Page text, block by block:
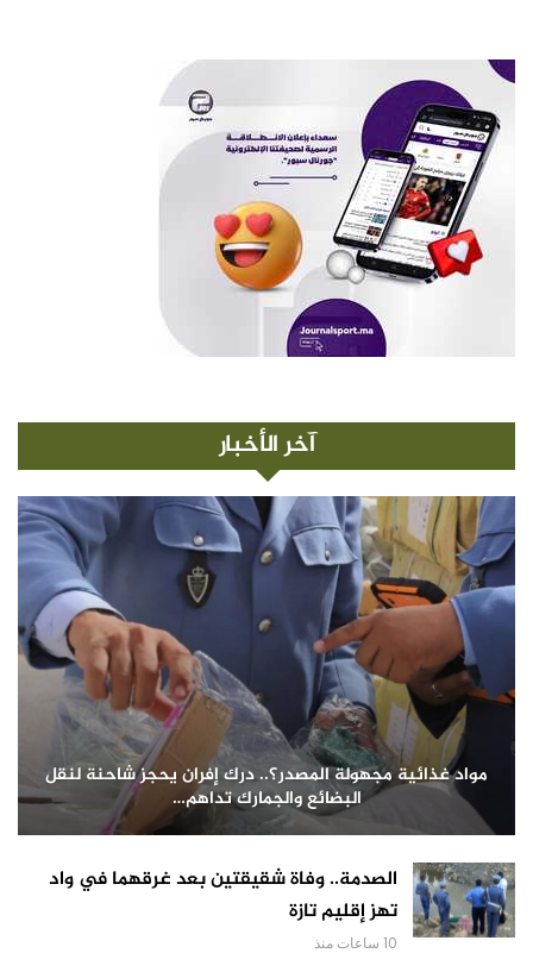
آخر الأخبار
مواد غذائية مجهولة المصدر؟.. درك إفران يحجز شاحنة لنقل
البضائع والجمارك تداهم…
الصدمة.. وفاة شقيقتين بعد غرقهما في واد
تهز إقليم تازة
10 ساعات منذ